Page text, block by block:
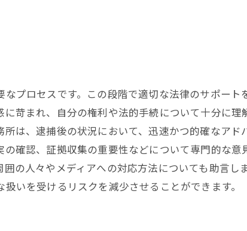
プロセスです。この段階で適切な法律のサポー
苛まれ、自分の権利や法的手続について十分に
は、逮捕後の状況において、迅速かつ的確なア
確認、証拠収集の重要性などについて専門的な
の人々やメディアへの対応方法についても助言し
いを受けるリスクを減少させることができます。